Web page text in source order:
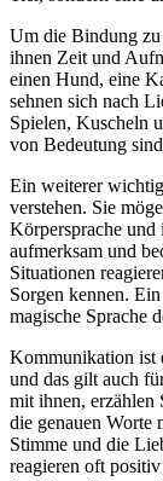
Um die Bindung
ihnen Zeit und
einen Hund, eine
sehnen‍ sich nach
Spielen, Kuscheln
von ​Bedeutung
Ein weiterer
verstehen. Sie
Körpersprache und
aufmerksam und‌
Situationen
Sorgen kennen.
magische Sprache
Kommunikation ist
und das ⁤gilt auch
mit ihnen, erzählen
die genauen Worte
⁤Stimme und⁤ die
reagieren oft